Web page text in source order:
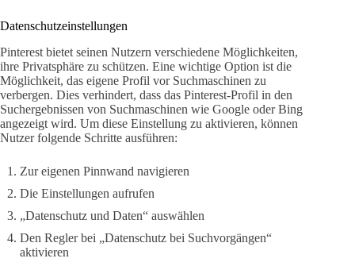
Datenschutzeinstellungen
Pinterest bietet seinen Nutzern verschiedene Möglichkeiten,
ihre Privatsphäre zu schützen. Eine wichtige Option ist die
Möglichkeit, das eigene Profil vor Suchmaschinen zu
verbergen. Dies verhindert, dass das Pinterest-Profil in den
Suchergebnissen von Suchmaschinen wie Google oder Bing
angezeigt wird. Um diese Einstellung zu aktivieren, können
Nutzer folgende Schritte ausführen:
Zur eigenen Pinnwand navigieren
Die Einstellungen aufrufen
„Datenschutz und Daten“ auswählen
Den Regler bei „Datenschutz bei Suchvorgängen“
aktivieren